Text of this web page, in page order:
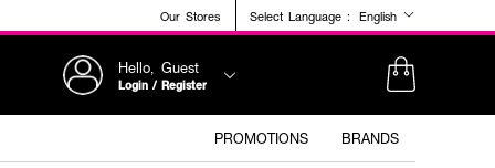
Our Stores Select Language : English
Hello, Guest
Login / Register
PROMOTIONS BRANDS